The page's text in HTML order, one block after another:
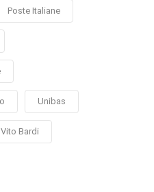
Poste Italiane
Unibas
Vito Bardi